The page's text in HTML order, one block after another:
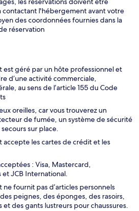
contactant l'hébergement avant votre
des coordonnées fournies dans la
réservation
géré par un hôte professionnel et
d’une activité commerciale,
au sens de l’article 155 du Code
oreilles, car vous trouverez un
de fumée, un système de sécurité
sur place.
les cartes de crédit et les
: Visa, Mastercard,
et JCB International.
fournit pas d’articles personnels
peignes, des éponges, des rasoirs,
et des gants lustreurs pour chaussures.